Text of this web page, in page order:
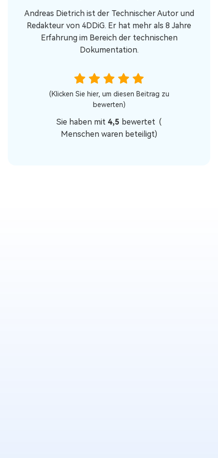
Andreas Dietrich ist der Technischer Autor und
Redakteur von 4DDiG. Er hat mehr als 8 Jahre
Erfahrung im Bereich der technischen
Dokumentation.
(Klicken Sie hier, um diesen Beitrag zu
bewerten)
Sie haben mit 4,5 bewertet (
Menschen waren beteiligt)